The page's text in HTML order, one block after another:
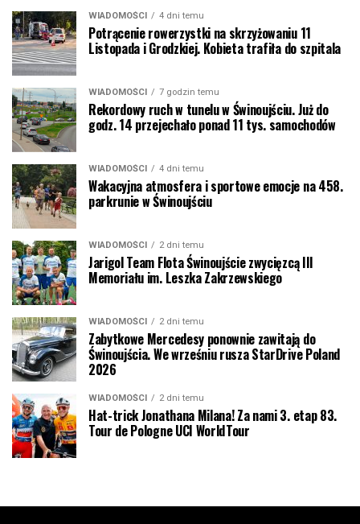
WIADOMOŚCI 4 dni temu
Potrącenie rowerzystki na skrzyżowaniu 11
Listopada i Grodzkiej. Kobieta trafiła do szpitala
WIADOMOŚCI 7 godzin temu
Rekordowy ruch w tunelu w Świnoujściu. Już do
godz. 14 przejechało ponad 11 tys. samochodów
WIADOMOŚCI 4 dni temu
Wakacyjna atmosfera i sportowe emocje na 458.
parkrunie w Świnoujściu
WIADOMOŚCI 2 dni temu
Jarigol Team Flota Świnoujście zwycięzcą III
Memoriału im. Leszka Zakrzewskiego
WIADOMOŚCI 2 dni temu
Zabytkowe Mercedesy ponownie zawitają do
Świnoujścia. We wrześniu rusza StarDrive Poland
2026
WIADOMOŚCI 2 dni temu
Hat-trick Jonathana Milana! Za nami 3. etap 83.
Tour de Pologne UCI WorldTour